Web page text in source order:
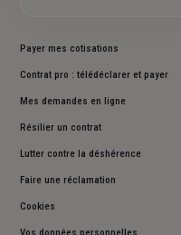
Payer mes cotisations
Contrat pro : télédéclarer et payer
Mes demandes en ligne
Résilier un contrat
Lutter contre la déshérence
Faire une réclamation
Cookies
Vos données personnelles